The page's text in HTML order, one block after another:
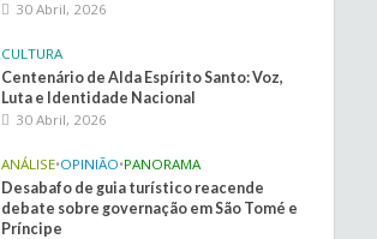
30 Abril, 2026
CULTURA
Centenário de Alda Espírito Santo: Voz,
Luta e Identidade Nacional
30 Abril, 2026
ANÁLISE•OPINIÃO•PANORAMA
Desabafo de guia turístico reacende
debate sobre governação em São Tomé e
Príncipe